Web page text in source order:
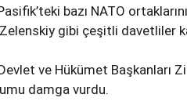
bazı NATO
gibi çeşitli davetliler
ve Hükümet Başkanları
damga vurdu.